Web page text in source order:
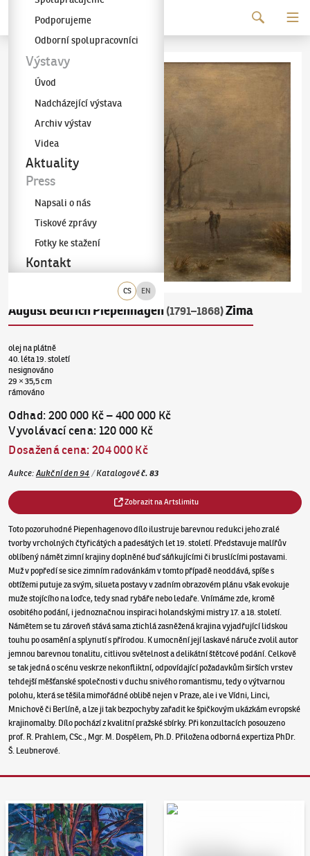
Galerie KODL
CS EN
Podporujeme
Odborní spolupracovníci
Výstavy
Úvod
Nadcházející výstava
Archiv výstav
Videa
Aktuality
Press
Napsali o nás
Tiskové zprávy
Fotky ke stažení
Kontakt
August Bedřich Piepenhagen (1791–1868)Zima
olej na plátně
40. léta 19. století
nesignováno
29 × 35,5 cm
rámováno
Odhad:200 000 Kč–400 000 Kč
Vyvolávací cena: 120 000 Kč
Dosažená cena:204 000 Kč
Aukce: Aukční den 94 /Katalogovéč.83
Zobrazit na Artslimitu
Toto pozoruhodné Piepenhagenovo dílo ilustruje barevnou redukci jeho zralé
tvorby vrcholných čtyřicátých a padesátých let 19. století. Představuje malířův
oblíbený námět zimní krajiny doplněné buď sáňkujícími či bruslícími postavami.
Muž v popředí se sice zimním radovánkám v tomto případě neoddává, spíše s
obtížemi putuje za svým, silueta postavy v zadním obrazovém plánu však evokuje
muže stojícího na loďce, tedy snad rybáře nebo ledaře. Vnímáme zde, kromě
osobitého podání, i jednoznačnou inspiraci holandskými mistry 17. a 18. století.
Námětem se tu zároveň stává sama ztichlá zasněžená krajina vyjadřující lidskou
touhu po osamění a splynutí s přírodou. K umocnění její laskavé náruče zvolil autor
jemnou barevnou tonalitu, citlivou světelnost a delikátní štětcové podání. Celkově
se tak jedná o scénu veskrze nekonfliktní, odpovídající požadavkům širších vrstev
tehdejší měšťanské společnosti v duchu snivého romantismu, tedy o výtvarnou
polohu, která se těšila mimořádné oblibě nejen v Praze, ale i ve Vídni, Linci,
Mnichově či Berlíně, a lze ji tak bezpochyby zařadit ke špičkovým ukázkám evropské
krajinomalby. Dílo pochází z kvalitní pražské sbírky. Při konzultacích posouzeno
prof. R. Prahlem, CSc., Mgr. M. Dospělem, Ph.D. Přiložena odborná expertiza PhDr.
Š. Leubnerové.
Aukční den 95 Dražit online - Artslimit